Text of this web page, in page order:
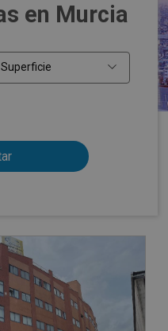
en Murcia
Superficie